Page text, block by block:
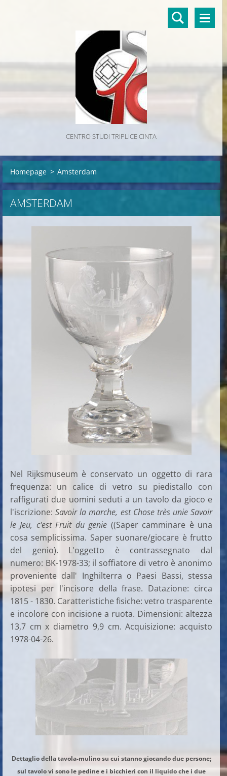
CENTRO STUDI TRIPLICE CINTA
Homepage > Amsterdam
AMSTERDAM
Nel Rijksmuseum è conservato un oggetto di rara
frequenza: un calice di vetro su piedistallo con
raffigurati due uomini seduti a un tavolo da gioco e
l'iscrizione:Savoir la marche, est Chose très unie Savoir
le Jeu, c'est Fruit du genie ((Saper camminare è una
cosa semplicissima. Saper suonare/giocare è frutto
del genio). L'oggetto è contrassegnato dal
numero: BK-1978-33; il soffiatore di vetro è anonimo
proveniente dall' Inghilterra o Paesi Bassi, stessa
ipotesi per l'incisore della frase. Datazione: circa
1815 - 1830. Caratteristiche fisiche: vetro trasparente
e incolore con incisione a ruota. Dimensioni: altezza
13,7 cm x diametro 9,9 cm. Acquisizione: acquisto
1978-04-26.
Dettaglio della tavola-mulino su cui stanno giocando due persone;
sul tavolo vi sono le pedine e i bicchieri con il liquido che i due